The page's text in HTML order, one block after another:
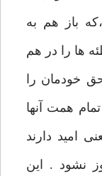
باز هم به
ها را در هم
خودمان را
همت آنها
امید دارند
نشود . این